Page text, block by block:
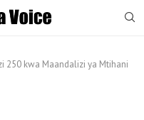
250 kwa Maandalizi ya Mtihani